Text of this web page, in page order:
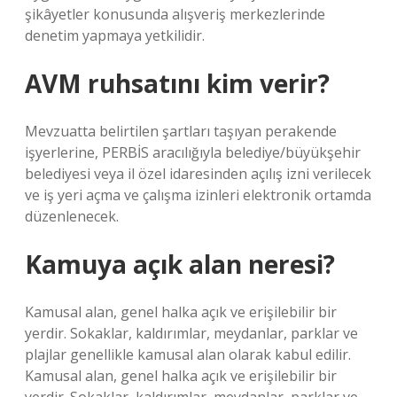
şikâyetler konusunda alışveriş merkezlerinde
denetim yapmaya yetkilidir.
AVM ruhsatını kim verir?
Mevzuatta belirtilen şartları taşıyan perakende
işyerlerine, PERBİS aracılığıyla belediye/büyükşehir
belediyesi veya il özel idaresinden açılış izni verilecek
ve iş yeri açma ve çalışma izinleri elektronik ortamda
düzenlenecek.
Kamuya açık alan neresi?
Kamusal alan, genel halka açık ve erişilebilir bir
yerdir. Sokaklar, kaldırımlar, meydanlar, parklar ve
plajlar genellikle kamusal alan olarak kabul edilir.
Kamusal alan, genel halka açık ve erişilebilir bir